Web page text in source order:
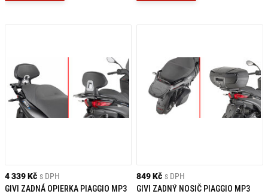
4 339 Kč s DPH
GIVI ZADNÁ OPIERKA PIAGGIO MP3
849 Kč s DPH
GIVI ZADNÝ NOSIČ PIAGGIO MP3